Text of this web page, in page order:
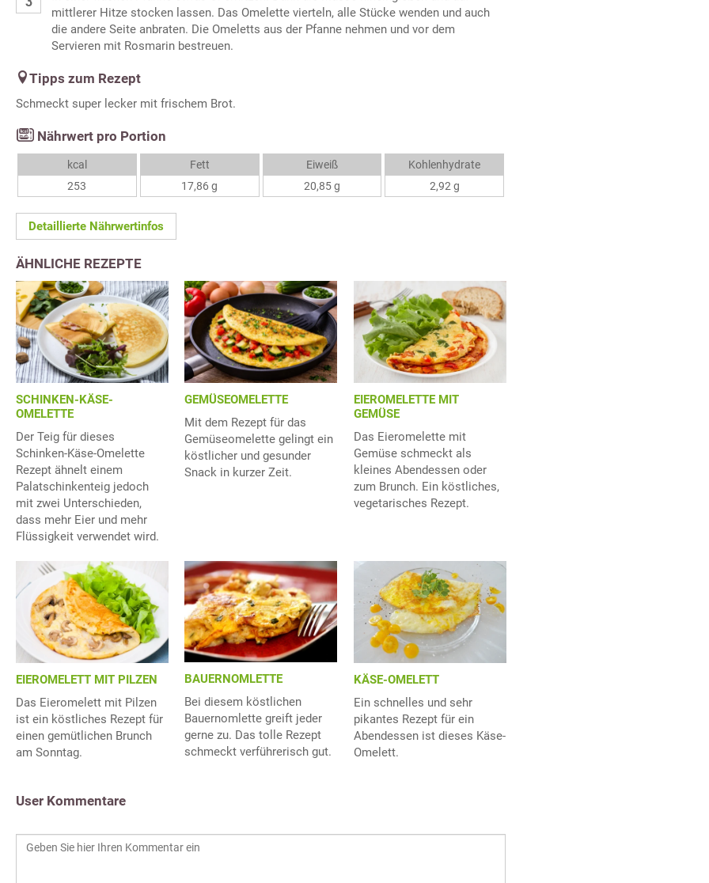
mittlerer Hitze stocken lassen. Das Omelette vierteln, alle Stücke wenden und auch
die andere Seite anbraten. Die Omeletts aus der Pfanne nehmen und vor dem
Servieren mit Rosmarin bestreuen.
Tipps zum Rezept
Schmeckt super lecker mit frischem Brot.
Nährwert pro Portion
kcal
253
Fett
17,86 g
Eiweiß
20,85 g
Kohlenhydrate
2,92 g
Detaillierte Nährwertinfos
ÄHNLICHE REZEPTE
SCHINKEN-KÄSE-
OMELETTE
Der Teig für dieses
Schinken-Käse-Omelette
Rezept ähnelt einem
Palatschinkenteig jedoch
mit zwei Unterschieden,
dass mehr Eier und mehr
Flüssigkeit verwendet wird.
GEMÜSEOMELETTE
Mit dem Rezept für das
Gemüseomelette gelingt ein
köstlicher und gesunder
Snack in kurzer Zeit.
EIEROMELETTE MIT
GEMÜSE
Das Eieromelette mit
Gemüse schmeckt als
kleines Abendessen oder
zum Brunch. Ein köstliches,
vegetarisches Rezept.
EIEROMELETT MIT PILZEN
Das Eieromelett mit Pilzen
ist ein köstliches Rezept für
einen gemütlichen Brunch
am Sonntag.
BAUERNOMLETTE
Bei diesem köstlichen
Bauernomlette greift jeder
gerne zu. Das tolle Rezept
schmeckt verführerisch gut.
KÄSE-OMELETT
Ein schnelles und sehr
pikantes Rezept für ein
Abendessen ist dieses Käse-
Omelett.
User Kommentare